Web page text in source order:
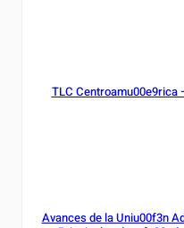
TLC Centroamu00e9rica
Avances de la Uniu00f3n